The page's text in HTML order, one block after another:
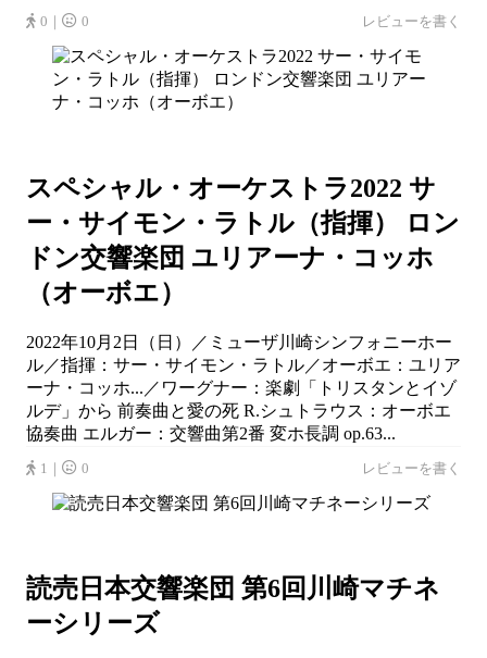
0｜ 0 レビューを書く
スペシャル・オーケストラ2022 サ
ー・サイモン・ラトル（指揮） ロン
ドン交響楽団 ユリアーナ・コッホ
（オーボエ）
2022年10月2日（日）／ミューザ川崎シンフォニーホー
ル／指揮：サー・サイモン・ラトル／オーボエ：ユリア
ーナ・コッホ...／ワーグナー：楽劇「トリスタンとイゾ
ルデ」から 前奏曲と愛の死 R.シュトラウス：オーボエ
協奏曲 エルガー：交響曲第2番 変ホ長調 op.63...
1｜ 0 レビューを書く
読売日本交響楽団 第6回川崎マチネ
ーシリーズ